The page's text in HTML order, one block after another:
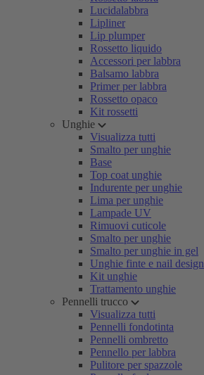
Lucidalabbra
Lipliner
Lip plumper
Rossetto liquido
Accessori per labbra
Balsamo labbra
Primer per labbra
Rossetto opaco
Kit rossetti
Unghie
Visualizza tutti
Smalto per unghie
Base
Top coat unghie
Indurente per unghie
Lima per unghie
Lampade UV
Rimuovi cuticole
Smalto per unghie
Smalto per unghie in gel
Unghie finte e nail design
Kit unghie
Trattamento unghie
Pennelli trucco
Visualizza tutti
Pennelli fondotinta
Pennelli ombretto
Pennello per labbra
Pulitore per spazzole